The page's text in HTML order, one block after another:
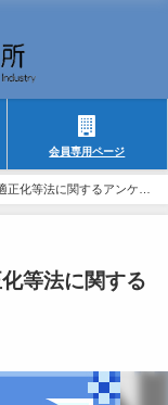
会員専用ページ
化等法に関するアンケー
等法に関する